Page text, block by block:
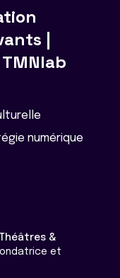
|
numérique
&
et